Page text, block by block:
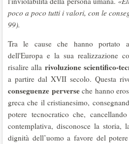
poco a poco tutti i valori, con le
99).
Tra le cause che hanno portato
dell'Europa e la sua realizzazione
risalire alla rivoluzione scientifico-
a partire dal XVII secolo. Questa
conseguenze perverseche hanno
greca che il cristianesimo,
potere tecnocratico che,
contemplativa, disconosce la
dignità dell’uomo a favore del